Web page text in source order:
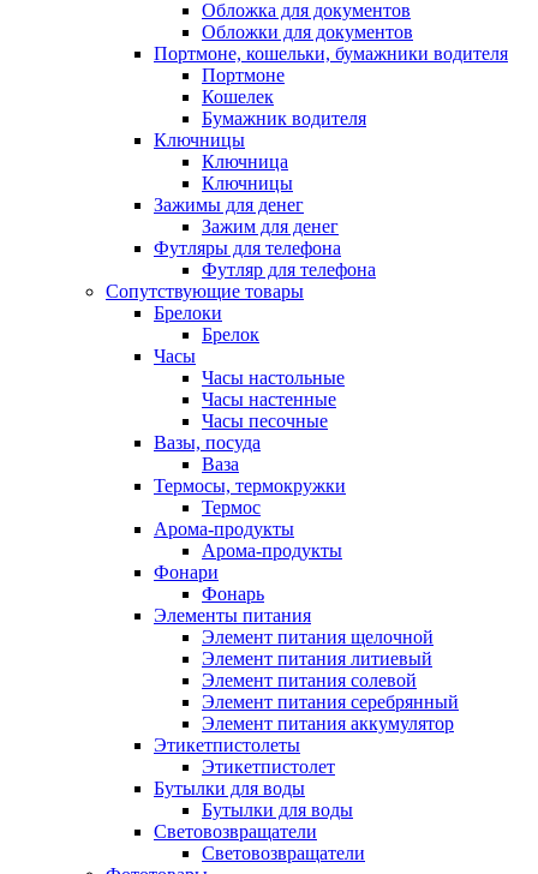
Обложка для документов
Обложки для документов
Портмоне, кошельки, бумажники водителя
Портмоне
Кошелек
Бумажник водителя
Ключницы
Ключница
Ключницы
Зажимы для денег
Зажим для денег
Футляры для телефона
Футляр для телефона
Сопутствующие товары
Брелоки
Брелок
Часы
Часы настольные
Часы настенные
Часы песочные
Вазы, посуда
Ваза
Термосы, термокружки
Термос
Арома-продукты
Арома-продукты
Фонари
Фонарь
Элементы питания
Элемент питания щелочной
Элемент питания литиевый
Элемент питания солевой
Элемент питания серебрянный
Элемент питания аккумулятор
Этикетпистолеты
Этикетпистолет
Бутылки для воды
Бутылки для воды
Световозвращатели
Световозвращатели